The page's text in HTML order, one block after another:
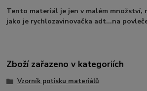
Tento materiál je jen v malém množství,
jako je rychlozavinovačka adt...na
Zboží zařazeno v kategoriích
Vzorník potisku materiálů